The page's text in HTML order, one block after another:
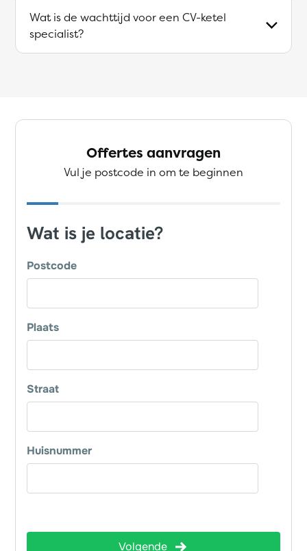
Wat is de wachttijd voor een CV-ketel
specialist?
Offertes aanvragen
Vul je postcode in om te beginnen